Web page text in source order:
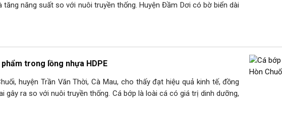
năng suất so với nuôi truyền thống. Huyện Đầm Dơi có bờ biển dài
trong lồng nhựa HDPE
huyện Trần Văn Thời, Cà Mau, cho thấy đạt hiệu quả kinh tế, đồng
gây ra so với nuôi truyền thống. Cá bớp là loài cá có giá trị dinh dưỡng,